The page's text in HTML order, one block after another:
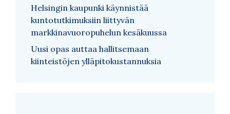
Helsingin kaupunki käynnistää
kuntotutkimuksiin liittyvän
markkinavuoropuhelun kesäkuussa
Uusi opas auttaa hallitsemaan
kiinteistöjen ylläpitokustannuksia